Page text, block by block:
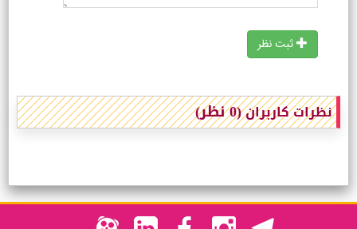
ثبت نظر
نظرات کاربران(0 نظر)